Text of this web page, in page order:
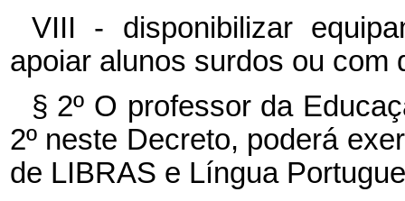
VIII - disponibilizar
apoiar alunos surdos ou com
§ 2º O professor da
2º neste Decreto, poderá
de LIBRAS e Língua